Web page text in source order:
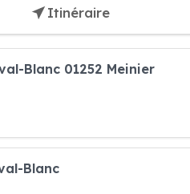
Itinéraire
Blanc 01252 Meinier
Blanc